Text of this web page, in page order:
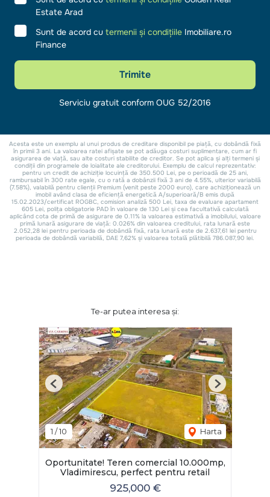
Te-ar putea interesa și:
1 /10 Harta
Previous Next
Oportunitate! Teren comercial 10.000mp,
Vladimirescu, perfect pentru retail
925,000 €